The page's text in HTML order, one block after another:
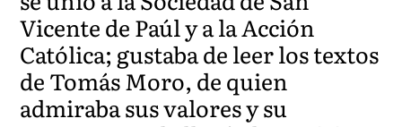
Vicente de Paúl y a la Acción
Católica; gustaba de leer los textos
de Tomás Moro, de quien
admiraba sus valores y su